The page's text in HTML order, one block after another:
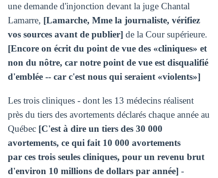
une demande d'injonction devant la juge Chantal
Lamarre, [Lamarche, Mme la journaliste, vérifiez
vos sources avant de publier] de la Cour supérieure.
[Encore on écrit du point de vue des «cliniques» et
non du nôtre, car notre point de vue est disqualifié
d'emblée -- car c'est nous qui seraient «violents»]
Les trois cliniques - dont les 13 médecins réalisent
près du tiers des avortements déclarés chaque année au
Québec [C'est à dire un tiers des 30 000
avortements, ce qui fait 10 000 avortements
par ces trois seulescliniques, pour un revenu brut
d'environ 10 millions de dollars par année] -